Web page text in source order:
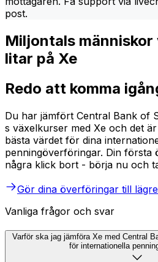
post.
Miljontals människor
litar på Xe
Redo att komma
Du har jämfört Central Bank of
s växelkurser med Xe och det
bästa värdet för dina
penningöverföringar. Din första
några klick bort - börja nu och
Gör dina överföringar till
Vanliga frågor och svar
Varför ska jag jämföra Xe med Central
för internationella